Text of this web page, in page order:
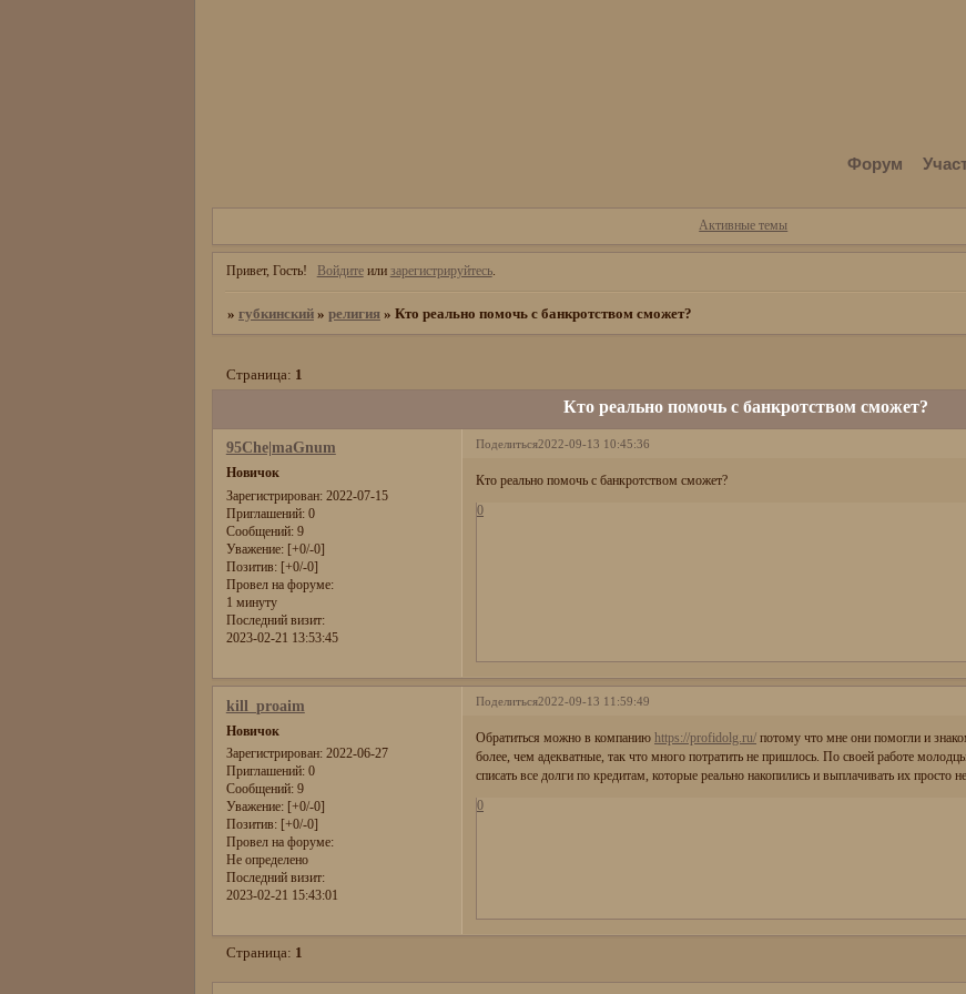
Форум
Активные темы
Привет, Гость! Войдитеили зарегистрируйтесь.
» губкинский » религия » Кто реально помочь с банкротством сможет?
Кто реально помочь с банкротством сможет?
Страница: 1
Поделиться2022-09-13 10:45:36
95Che|maGnum
Новичок
Зарегистрирован: 2022-07-15
Приглашений:0
Сообщений:9
Уважение: [+0/-0]
Позитив: [+0/-0]
Провел на форуме:
1 минуту
Последний визит:
2023-02-21 13:53:45
Кто реально помочь с банкротством сможет?
0
Поделиться2022-09-13 11:59:49
kill_proaim
Новичок
Зарегистрирован: 2022-06-27
Приглашений:0
Сообщений:9
Уважение: [+0/-0]
Позитив: [+0/-0]
Провел на форуме:
Не определено
Последний визит:
2023-02-21 15:43:01
Обратиться можно в компаниюhttps://profidolg.ru/ потому что мне они помогли и
более, чем адекватные, так что много потратить не пришлось. По своей работе
списать все долги по кредитам, которые реально накопились и выплачивать их просто
0
Страница: 1